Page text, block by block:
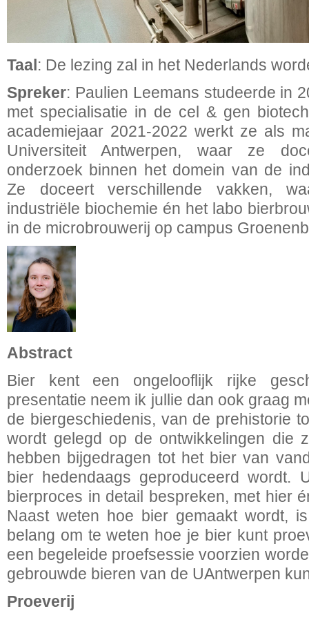
Taal: De lezing zal in het Nederlands
Spreker: Paulien Leemans studeerde in
met specialisatie in de cel & gen
academiejaar 2021-2022 werkt ze als
Universiteit Antwerpen, waar ze
onderzoek binnen het domein van de
Ze doceert verschillende vakken,
industriële biochemie én het labo
in de microbrouwerij op campus
Abstract
Bier kent een ongelooflijk rijke
presentatie neem ik jullie dan ook graag
de biergeschiedenis, van de prehistorie
wordt gelegd op de ontwikkelingen die
hebben bijgedragen tot het bier van
bier hedendaags geproduceerd wordt.
bierproces in detail bespreken, met hier
Naast weten hoe bier gemaakt wordt,
belang om te weten hoe je bier kunt
een begeleide proefsessie voorzien
gebrouwde bieren van de UAntwerpen
Proeverij